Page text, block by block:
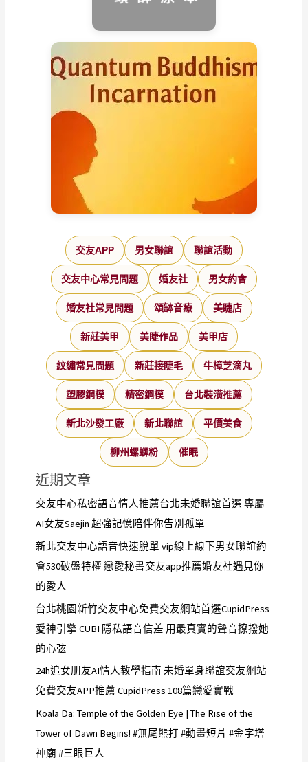
交友APP 男女聯誼 聯誼活動
交友中心常見問題 婚友社 男女約會
婚友社常見問題 頌缽音療 美睫店
新莊美甲 美睫作品 美甲店
紋繡常見問題 新莊接睫毛 牛樟芝滴丸
塑膠鋼模 精密鋼模 台北裝潢推薦
新北沙發工廠 新北聯誼 平價美食
柳州螺螄粉 催眠
近期文章
交友中心私密語音情人推薦台北未婚聯誼首選 專屬
AI女友Saejin 超強記憶陪伴你告別孤單
新北交友中心語音快速脫單 vip線上線下男女聯誼約
會530破盤特權 戀愛秘書交友app推薦婚友社遇見你
的愛人
台北桃園新竹交友中心免費交友網站首選CupidPress
愛神引擎 CUBI 隱私語音信差 用最真實的聲音撩撥她
的心弦
24h追女朋友AI情人教學指南 未婚單身聯誼交友網站
免費交友APP推薦 CupidPress 108篇戀愛實戰
Koala Da: Temple of the Golden Eye | The Rise of the
Tower of Dawn Begins! #無尾熊打 #動畫短片 #金字塔
神廟 #三眼巨人